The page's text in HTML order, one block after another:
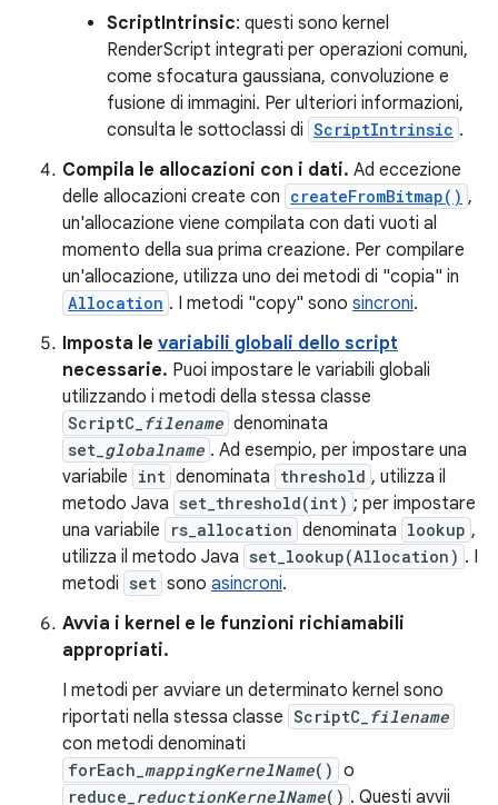
ScriptIntrinsic: questi sono kernel
RenderScript integrati per operazioni comuni,
come sfocatura gaussiana, convoluzione e
fusione di immagini. Per ulteriori informazioni,
consulta le sottoclassi di ScriptIntrinsic .
Compila le allocazioni con i dati. Ad eccezione
delle allocazioni create con createFromBitmap() ,
un'allocazione viene compilata con dati vuoti al
momento della sua prima creazione. Per compilare
un'allocazione, utilizza uno dei metodi di "copia" in
Allocation . I metodi "copy" sono sincroni.
Imposta le variabili globali dello script
necessarie. Puoi impostare le variabili globali
utilizzando i metodi della stessa classe
ScriptC_ filename denominata
set_ globalname . Ad esempio, per impostare una
variabile int denominata threshold , utilizza il
metodo Java set_threshold(int) ; per impostare
una variabile
rs_allocation denominata lookup ,
utilizza il metodo Java set_lookup(Allocation) . I
metodi set sono asincroni.
Avvia i kernel e le funzioni richiamabili
appropriati.
I metodi per avviare un determinato kernel sono
riportati nella stessa classe ScriptC_ filename
con metodi denominati
forEach_ mappingKernelName() o
reduce_ reductionKernelName() . Questi avvii